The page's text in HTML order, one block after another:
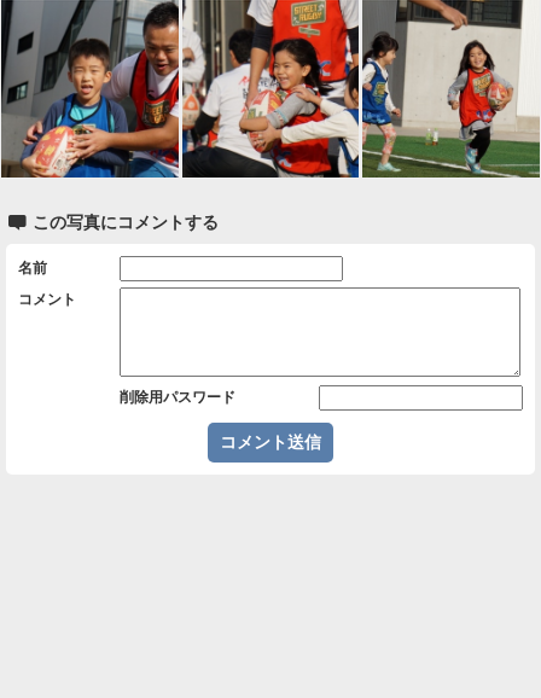
 この写真にコメントする
名前
コメント
削除用パスワード